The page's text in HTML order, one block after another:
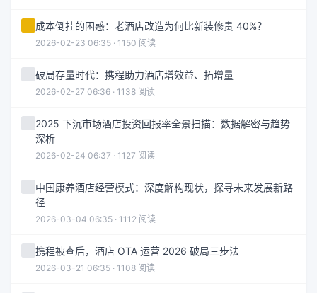
成本倒挂的困惑：老酒店改造为何比新装修贵 40%？
2026-02-23 06:35 · 1150 阅读
破局存量时代：携程助力酒店增效益、拓增量
2026-02-27 06:36 · 1138 阅读
2025 下沉市场酒店投资回报率全景扫描：数据解密与趋势
深析
2026-02-24 06:37 · 1127 阅读
中国康养酒店经营模式：深度解构现状，探寻未来发展新路
径
2026-03-04 06:35 · 1112 阅读
携程被查后，酒店 OTA 运营 2026 破局三步法
2026-03-21 06:35 · 1108 阅读